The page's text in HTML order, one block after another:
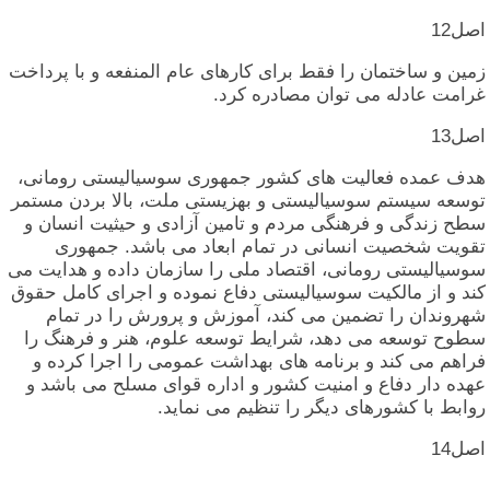
اصل‏12
زمین‏ و ساختمان‏ را فقط برای‏ کارهای‏ عام‏ المنفعه‏ و با پرداخت‏
غرامت‏ عادله‏ می‏ توان‏ مصادره‏ کرد.
اصل‏13
هدف‏ عمده‏ فعالیت‏ های‏ کشور جمهوری‏ سوسیالیستی‏ رومانی‏،
توسعه‏ سیستم‏ سوسیالیستی‏ و بهزیستی‏ ملت‏، بالا بردن‏ مستمر
سطح‏ زندگی‏ و فرهنگی‏ مردم‏ و تامین‏ آزادی‏ و حیثیت‏ انسان‏ و
تقویت‏ شخصیت‏ انسانی‏ در تمام‏ ابعاد می‏ باشد. جمهوری‏
سوسیالیستی‏ رومانی‏، اقتصاد ملی‏ را سازمان‏ داده‏ و هدایت‏ می‏
کند و از مالکیت‏ سوسیالیستی‏ دفاع‏ نموده‏ و اجرای‏ کامل‏ حقوق‏
شهروندان‏ را تضمین‏ می‏ کند، آموزش‏ و پرورش‏ را در تمام‏
سطوح‏ توسعه‏ می‏ دهد، شرایط توسعه‏ علوم‏، هنر و فرهنگ‏ را
فراهم‏ می‏ کند و برنامه‏ های‏ بهداشت‏ عمومی‏ را اجرا کرده‏ و
عهده‏ دار دفاع‏ و امنیت‏ کشور و اداره‏ قوای‏ مسلح‏ می‏ باشد و
روابط با کشورهای‏ دیگر را تنظیم‏ می‏ نماید.
اصل‏14